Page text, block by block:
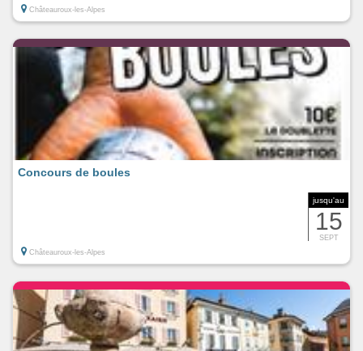
Châteauroux-les-Alpes
jusqu'au
15
SEPT
Concours de boules
Châteauroux-les-Alpes